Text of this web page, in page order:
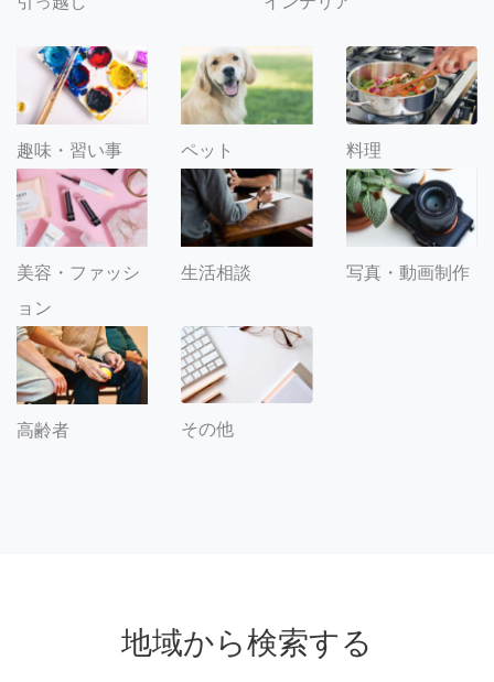
趣味・習い事 ペット 料理
美容・ファッシ
ョン
生活相談 写真・動画制作
高齢者 その他
地域から検索する